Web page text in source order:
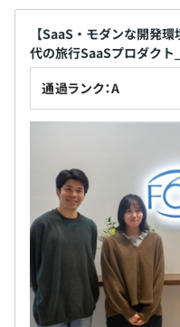
【SaaS・モダンな開発
代の旅行SaaSプロダクト
通過ランク：A